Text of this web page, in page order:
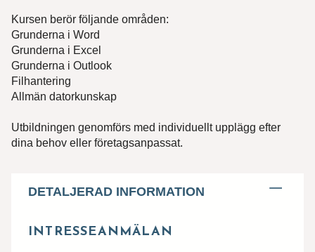
Kursen berör följande områden:
Grunderna i Word
Grunderna i Excel
Grunderna i Outlook
Filhantering
Allmän datorkunskap
Utbildningen genomförs med individuellt upplägg efter
dina behov eller företagsanpassat.
DETALJERAD INFORMATION
INTRESSEANMÄLAN